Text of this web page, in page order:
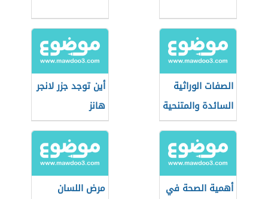
الصفات الوراثية
السائدة والمتنحية
أين توجد جزر لانجر
هانز
أهمية الصحة في
مرض اللسان